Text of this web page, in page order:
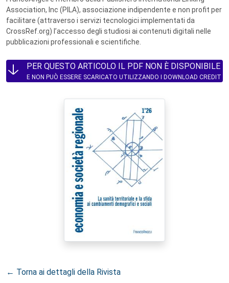
Association, Inc (PILA), associazione indipendente e non profit per
facilitare (attraverso i servizi tecnologici implementati da
CrossRef.org) l’accesso degli studiosi ai contenuti digitali nelle
pubblicazioni professionali e scientifiche.
PER QUESTO ARTICOLO IL PDF NON È DISPONIBILE
E NON PUÒ ESSERE SCARICATO UTILIZZANDO I DOWNLOAD CREDIT
← Torna ai dettagli della Rivista